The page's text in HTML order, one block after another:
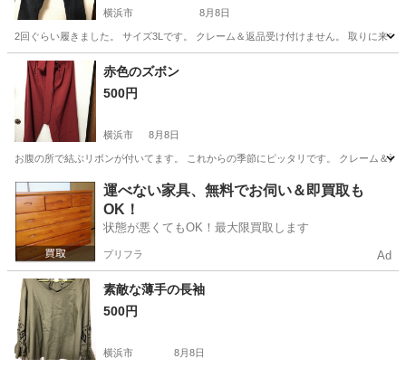
横浜市 8月8日
2回ぐらい履きました。 サイズ3Lです。 クレーム＆返品受け付けません。 取りに来て
神奈川 横浜市 服/ファッション
赤色のズボン
500円
横浜市 8月8日
お腹の所で結ぶリボンが付いてます。 これからの季節にピッタリです。 クレーム＆返
神奈川 横浜市 服/ファッション ズボン
運べない家具、無料でお伺い＆即買取も
OK！
状態が悪くてもOK！最大限買取します
プリフラ Ad
素敵な薄手の長袖
500円
横浜市 8月8日